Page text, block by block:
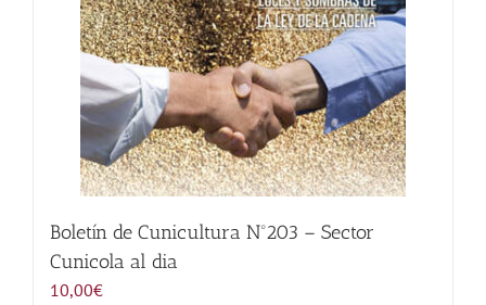
Contactar
WooCommerce My Account
WooCommerce Cart
Boletín de Cunicultura Nº203 – Sector
Cunicola al dia
10,00€